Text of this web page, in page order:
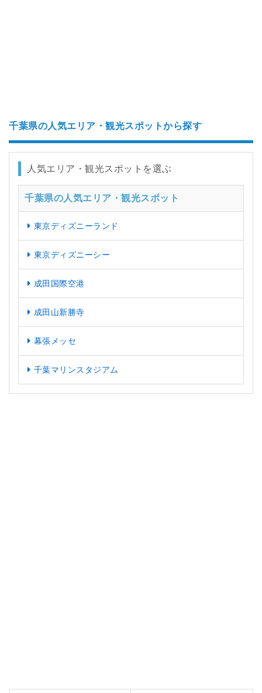
千葉県の人気エリア・観光スポットから探す
人気エリア・観光スポットを選ぶ
千葉県の人気エリア・観光スポット
東京ディズニーランド
東京ディズニーシー
成田国際空港
成田山新勝寺
幕張メッセ
千葉マリンスタジアム